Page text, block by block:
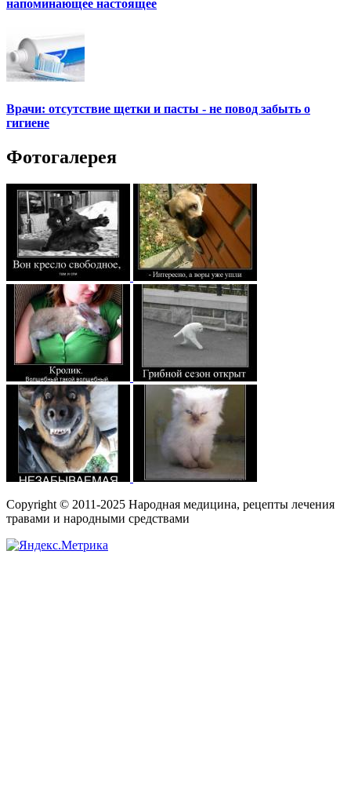
напоминающее настоящее
Врачи: отсутствие щетки и пасты - не повод забыть о
гигиене
Фотогалерея
Copyright © 2011-2025 Народная медицина, рецепты лечения
травами и народными средствами